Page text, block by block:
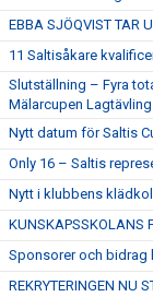
EBBA SJÖQVIST TAR
11 Saltisåkare
Slutställning – Fyra
Mälarcupen
Nytt datum för Saltis
Only 16 – Saltis
Nytt i klubbens
KUNSKAPSSKOLANS
Sponsorer och bidrag
REKRYTERINGEN NU